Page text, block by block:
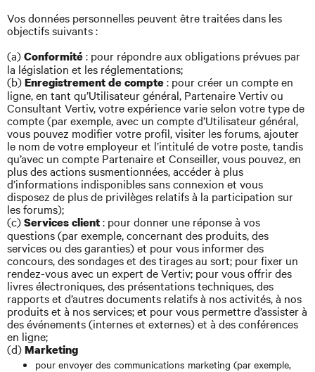
Vos données personnelles peuvent être traitées dans les
objectifs suivants :
(a)Conformité: pour répondre aux obligations prévues par
la législation et les réglementations;
(b)Enregistrement de compte: pour créer un compte en
ligne, en tant qu’Utilisateur général, Partenaire Vertiv ou
Consultant Vertiv, votre expérience varie selon votre type de
compte (par exemple, avec un compte d’Utilisateur général,
vous pouvez modifier votre profil, visiter les forums, ajouter
le nom de votre employeur et l’intitulé de votre poste, tandis
qu’avec un compte Partenaire et Conseiller, vous pouvez, en
plus des actions susmentionnées, accéder à plus
d’informations indisponibles sans connexion et vous
disposez de plus de privilèges relatifs à la participation sur
les forums);
(c)Services client: pour donner une réponse à vos
questions (par exemple, concernant des produits, des
services ou des garanties) et pour vous informer des
concours, des sondages et des tirages au sort; pour fixer un
rendez-vous avec un expert de Vertiv; pour vous offrir des
livres électroniques, des présentations techniques, des
rapports et d’autres documents relatifs à nos activités, à nos
produits et à nos services; et pour vous permettre d’assister à
des événements (internes et externes) et à des conférences
en ligne;
(d)Marketing
pour envoyer des communications marketing (par exemple,